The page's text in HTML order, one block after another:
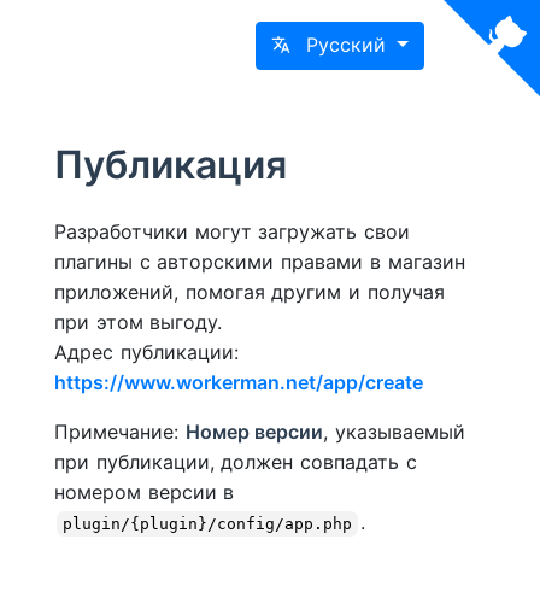
Русский
Публикация
Разработчики могут загружать свои
плагины с авторскими правами в магазин
приложений, помогая другим и получая
при этом выгоду.
Адрес публикации:
https://www.workerman.net/app/create
Примечание: Номер версии, указываемый
при публикации, должен совпадать с
номером версии в
plugin/{plugin}/config/app.php .